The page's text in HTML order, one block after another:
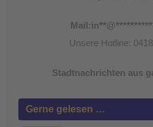
Mail:in**@
Unsere Hotline:
Stadtnachrichten aus
Gerne gelesen …